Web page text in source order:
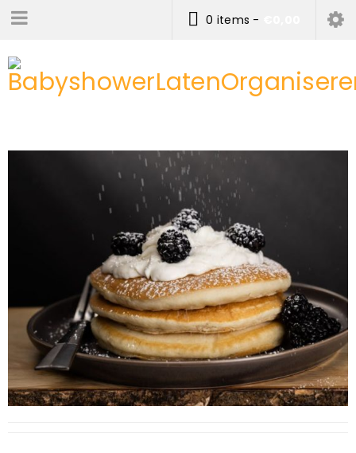
0 items -